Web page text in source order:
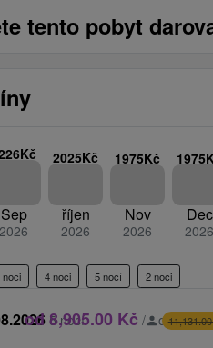
světa v Caracalla Spa).
1,50 € / osoba / noc
20 € / noc
Spa
ceník
tento pobyt
Sep
2026
2025Kč
říjen
2026
1975Kč
Nov
2026
Dec
2026
noci 4 noci 5 nocí 2 noci
5 nocí
od 8,905.00 Kč / od